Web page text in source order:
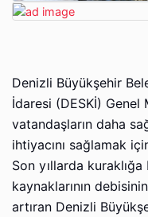
Denizli Büyükşehir
İdaresi (DESKİ)
vatandaşların daha
ihtiyacını sağlamak
Son yıllarda
kaynaklarının
artıran Denizli